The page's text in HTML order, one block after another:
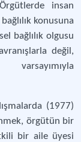
insan
konusuna
bağlılık olgusu
değil,
(1977)
örgütün bir
bir aile üyesi